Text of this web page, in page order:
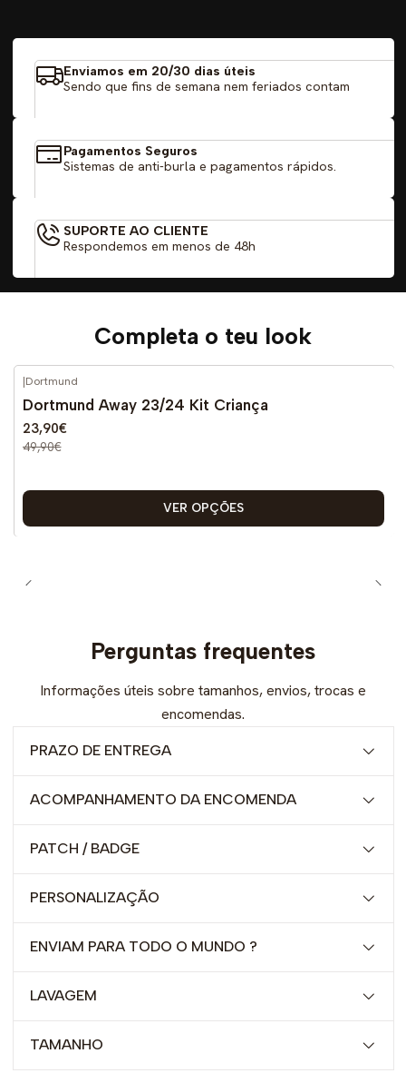
Enviamos em 20/30 dias úteis
Sendo que fins de semana nem feriados contam
Pagamentos Seguros
Sistemas de anti-burla e pagamentos rápidos.
SUPORTE AO CLIENTE
Respondemos em menos de 48h
Completa o teu look
DESCONTO
|Dortmund
Dortmund Away 23/24 Kit Criança
23,90€
49,90€
VER OPÇÕES
Perguntas frequentes
Informações úteis sobre tamanhos, envios, trocas e
encomendas.
PRAZO DE ENTREGA
ACOMPANHAMENTO DA ENCOMENDA
PATCH / BADGE
PERSONALIZAÇÃO
ENVIAM PARA TODO O MUNDO ?
LAVAGEM
TAMANHO